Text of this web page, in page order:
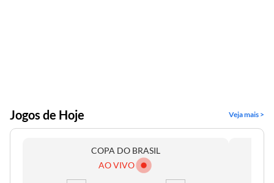
Jogos de Hoje Veja mais >
COPA DO BRASIL
AO VIVO